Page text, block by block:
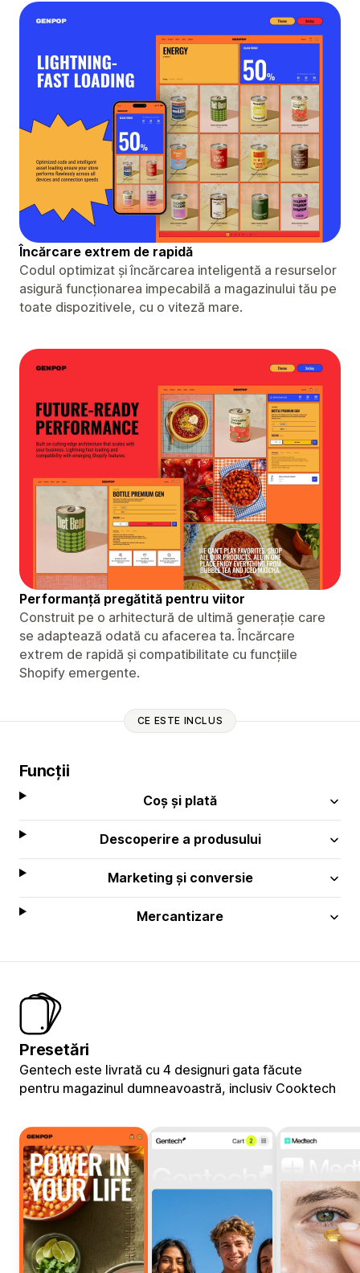
Încărcare extrem de rapidă
Codul optimizat și încărcarea inteligentă a resurselor
asigură funcționarea impecabilă a magazinului tău pe
toate dispozitivele, cu o viteză mare.
Performanță pregătită pentru viitor
Construit pe o arhitectură de ultimă generație care
se adaptează odată cu afacerea ta. Încărcare
extrem de rapidă și compatibilitate cu funcțiile
Shopify emergente.
CE ESTE INCLUS
Funcții
Coș și plată
Descoperire a produsului
Marketing și conversie
Mercantizare
Presetări
Gentech este livrată cu 4 designuri gata făcute
pentru magazinul dumneavoastră, inclusiv Cooktech